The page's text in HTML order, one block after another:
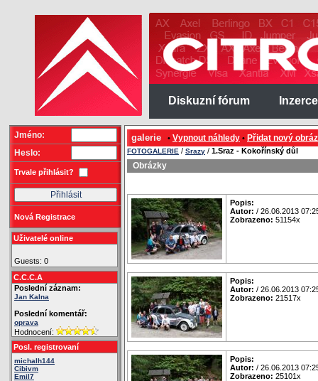
Diskuzní fórum Inzerce
Jméno:
Heslo:
Trvale přihlásit?
Nová Registrace
Uživatelé online
Guests: 0
C.C.C.A
Poslední záznam:
Jan Kalna
Poslední komentář:
oprava
Hodnocení:
Posl. registrovaní
michalh144
Cibivm
Emil7
galerie • Vypnout náhledy • Přidat nový
FOTOGALERIE / Srazy / 1.Sraz - Kokořínský důl
Obrázky
Popis:
Autor: / 26.06.2013
Zobrazeno: 51154x
Popis:
Autor: / 26.06.2013
Zobrazeno: 21517x
Popis:
Autor: / 26.06.2013
Zobrazeno: 25101x